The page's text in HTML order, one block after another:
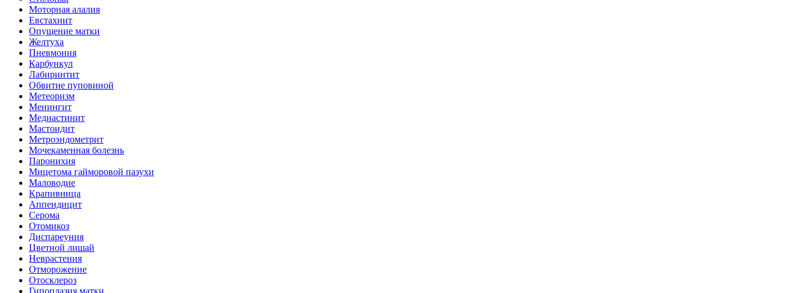
Моторная алалия
Евстахиит
Опущение матки
Желтуха
Пневмония
Карбункул
Лабиринтит
Обвитие пуповиной
Метеоризм
Менингит
Медиастинит
Мастоидит
Метроэндометрит
Мочекаменная болезнь
Паронихия
Мицетома гайморовой пазухи
Маловодие
Крапивница
Аппендицит
Серома
Отомикоз
Диспареуния
Цветной лишай
Неврастения
Отморожение
Отосклероз
Гипоплазия матки